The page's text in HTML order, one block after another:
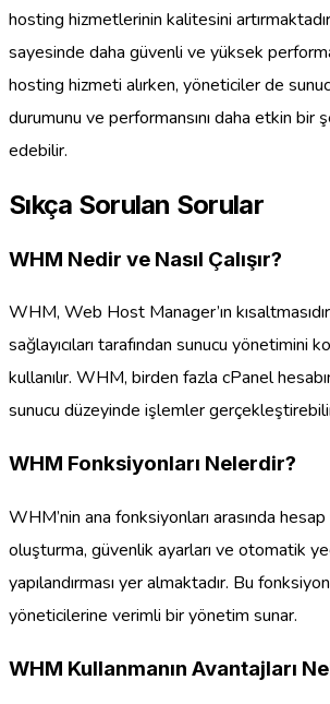
hosting hizmetlerinin kalitesini
sayesinde daha güvenli ve yüksek
hosting hizmeti alırken, yöneticiler de
durumunu ve performansını daha etkin bir
edebilir.
Sıkça Sorulan Sorular
WHM Nedir ve Nasıl Çalışır?
WHM, Web Host Manager’ın
sağlayıcıları tarafından sunucu yönetimini
kullanılır. WHM, birden fazla cPanel
sunucu düzeyinde işlemler
WHM Fonksiyonları Nelerdir?
WHM’nin ana fonksiyonları arasında
oluşturma, güvenlik ayarları ve otomatik
yapılandırması yer almaktadır. Bu
yöneticilerine verimli bir yönetim sunar.
WHM Kullanmanın Avantajları